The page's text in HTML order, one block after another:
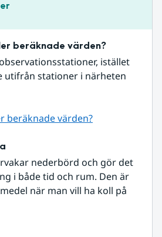
beräknade värden?
istället
utifrån stationer i närheten
beräknade värden?
nederbörd och gör det
i både tid och rum. Den är
när man vill ha koll på